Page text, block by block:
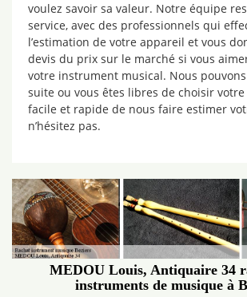
voulez savoir sa valeur. Notre équipe
service, avec des professionnels qui
l’estimation de votre appareil et vous
devis du prix sur le marché si vous
votre instrument musical. Nous pouvons
suite ou vous êtes libres de choisir votre
facile et rapide de nous faire estimer
n’hésitez pas.
MEDOU Louis, Antiquaire 34
instruments de musique à